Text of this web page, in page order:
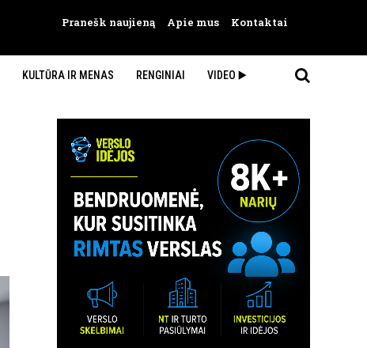
Pranešk naujieną Apie mus Kontaktai
KULTŪRA IR MENAS RENGINIAI VIDEO ▶️